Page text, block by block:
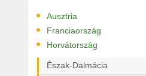
• Ausztria
• Franciaország
• Horvátország
Észak-Dalmácia